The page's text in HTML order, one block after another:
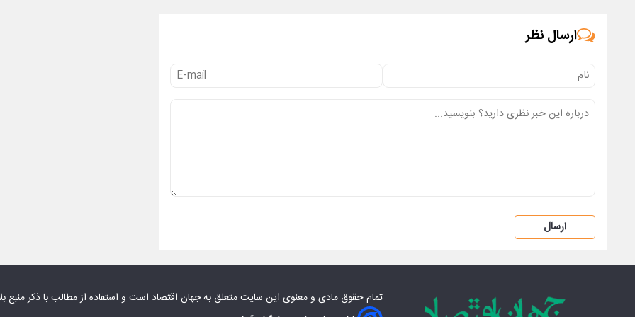
ارسال نظر
ارسال
تمام حقوق مادی‌ و معنوی این سایت متعلق بهجهان اقتصاد است و استفاده از مطالب با ذکر منبع